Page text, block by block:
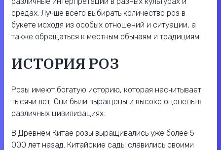
средах. Лучше всего выбирать количество роз в
букете исходя из особых отношений и ситуации, а
также обращаться к местным обычаям и традициям.
ИСТОРИЯ РОЗ
Розы имеют богатую историю, которая насчитывает
тысячи лет. Они были выращены и высоко оценены в
различных цивилизациях.
В Древнем Китае розы выращивались уже более 5
000 лет назад. Китайские сады славились своими